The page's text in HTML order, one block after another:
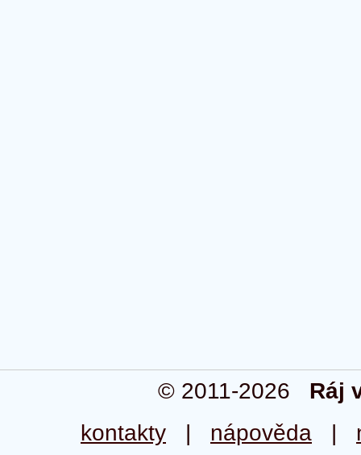
© 2011-2026 Ráj
kontakty | nápověda |